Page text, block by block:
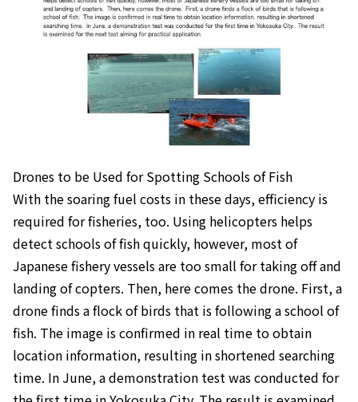
Drones to be Used for Spotting Schools of Fish
With the soaring fuel costs in these days, efficiency is
required for fisheries, too. Using helicopters helps
detect schools of fish quickly, however, most of
Japanese fishery vessels are too small for taking off and
landing of copters. Then, here comes the drone. First, a
drone finds a flock of birds that is following a school of
fish. The image is confirmed in real time to obtain
location information, resulting in shortened searching
time. In June, a demonstration test was conducted for